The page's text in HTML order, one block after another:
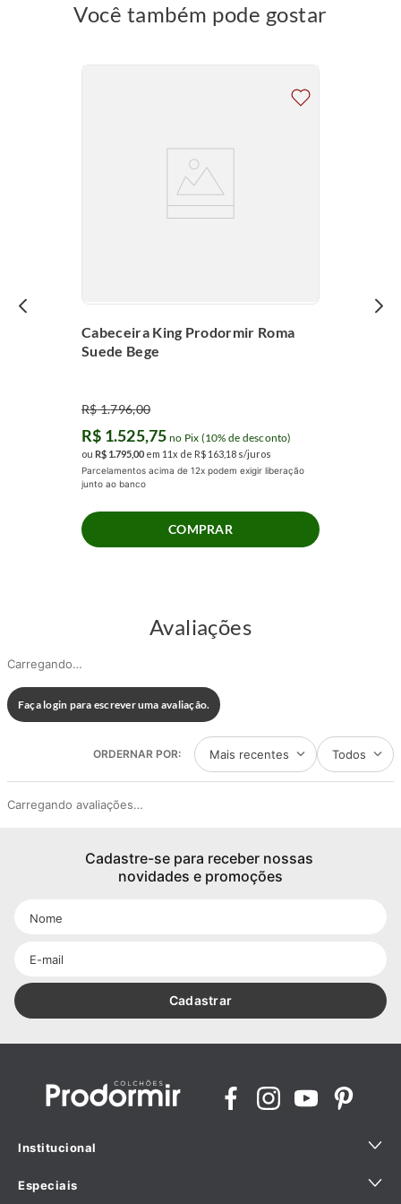
Você também pode gostar
Cabeceira King Prodormir Roma
Suede Bege
R$1.796,00
R$ 1.525,75 no Pix (10% de desconto)
ou R$ 1.79500 em 11x de R$ 163 18 s/juros
Parcelamentos acima de 12x podem exigir liberação
junto ao banco
COMPRAR
Avaliações
Carregando…
Faça login para escrever uma avaliação.
Mais recentes Todos
Carregando avaliações…
Cadastre-se para receber nossas
novidades e promoções
Cadastrar
Institucional
Quem Somos
Especiais